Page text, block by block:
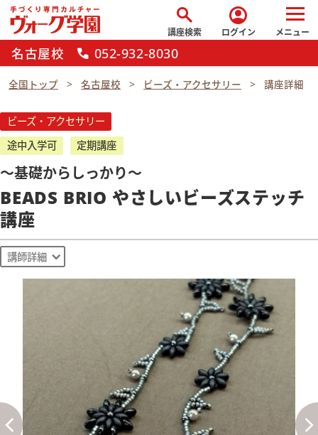
search
講座検索
account_circle
ログイン メニュー
名古屋校 call 052-932-8030
全国トップ 名古屋校 ビーズ・アクセサリー 講座詳細
ビーズ・アクセサリー
途中入学可
定期講座
～基礎からしっかり～
BEADS BRIO やさしいビーズステッチ
講座
講師詳細